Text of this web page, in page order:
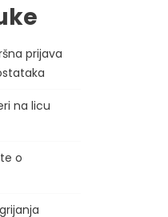
prijava
na licu
o